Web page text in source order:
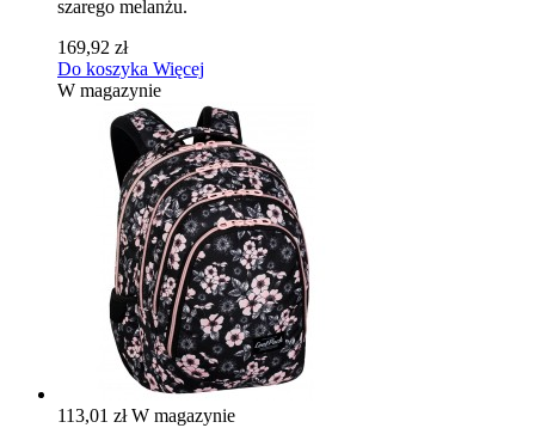
szarego melanżu.
169,92 zł
Do koszyka Więcej
W magazynie
113,01 złW magazynie